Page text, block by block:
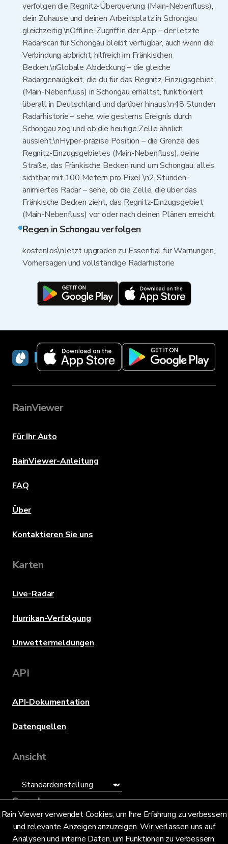
verfolgen die Regnitz-Überquerung (Main-Nebenfluss),
dein Zuhause und deinen Arbeitsplatz in Schongau
gleichzeitig.\nOffline-Zugriff in der App – der letzte
Radarscan für Schongau bleibt verfügbar, auch wenn die
Verbindung abbricht, hilfreich im Fränkischen
Becken.\nGlobale Abdeckung – die gleiche
Radargenauigkeit, die du für das Regnitz-Einzugsgebiet
(Main-Nebenfluss) in Schongau erhältst, funktioniert
überall in Deutschland und darüber hinaus.\n48 Stunden
Radarhistorie – sehe, wie gesterns Ereignis durch
Schongau zog und ob die heutige Zelle ähnlich
aussieht.\nHyper-präzise Position – die Grenze des
Regnitz-Einzugsgebietes (Main-Nebenfluss), deine
Straße, das Fränkische Becken rund um Schongau: alles
sichtbar mit 100 Metern pro Pixel.\n2-Stunden-
animiertes Radar – sehe, ob die Zelle, die über das
Fränkische Becken zieht, das Regnitz-Einzugsgebiet
(Main-Nebenfluss) vor oder nach deinen Plänen erreicht.
Regen in Schongau verfolgen
kostenlos\nJetzt upgraden zu Essential für Warnungen,
Vorhersagen und vollständige Radarhistorie
Rain Viewer verwendet Cookies, um Ihre Erfahrung zu verbessern
und relevante Anzeigen anzuzeigen. Wir verlassen uns auf
Analysen und interne Daten, um Funktionen zu verbessern.
RainViewer
RainViewer
Für Ihr Auto
RainViewer-Anleitung
FAQ
Über
Kontaktieren Sie uns
Karten
Live-Radar
Hurrikan-Verfolgung
Unwettermeldungen
API
API-Dokumentation
Datenquellen
Ansicht
Sprache
Deutsch (DE)